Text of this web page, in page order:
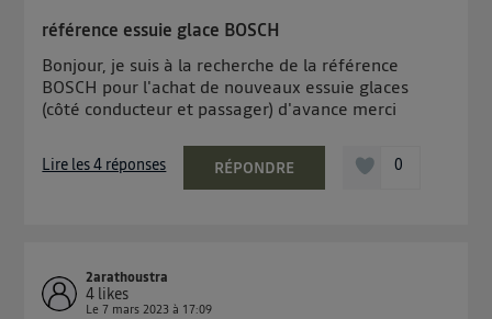
référence essuie glace BOSCH
Bonjour, je suis à la recherche de la référence
BOSCH pour l'achat de nouveaux essuie glaces
(côté conducteur et passager) d'avance merci
Lire les 4 réponses RÉPONDRE 0
2arathoustra
4 likes
Le7 mars 2023 à 17:09